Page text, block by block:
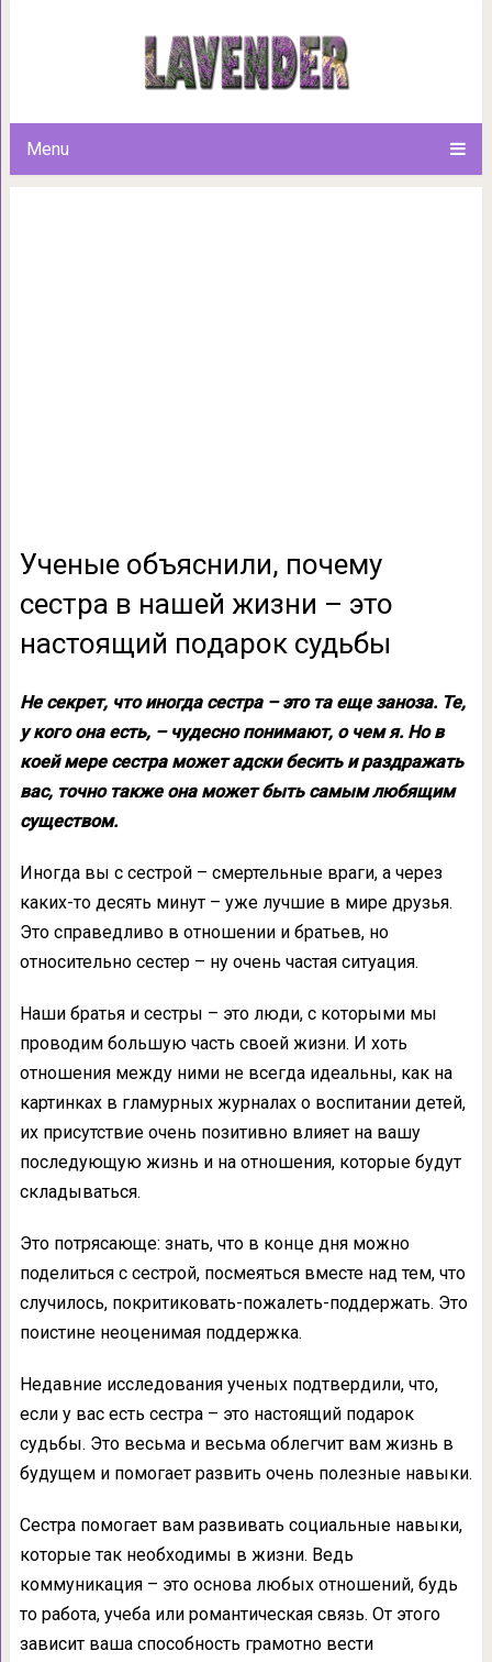
Menu
Ученые объяснили, почему
настоящий
Ученые объяснили, почему
сестра в нашей жизни – это
настоящий подарок судьбы
Не секрет, что иногда сестра – это та еще заноза. Те,
у кого она есть, – чудесно понимают, о чем я. Но в
коей мере сестра может адски бесить и раздражать
вас, точно также она может быть самым любящим
существом.
Иногда вы с сестрой – смертельные враги, а через
каких-то десять минут – уже лучшие в мире друзья.
Это справедливо в отношении и братьев, но
относительно сестер – ну очень частая ситуация.
Наши братья и сестры – это люди, с которыми мы
проводим большую часть своей жизни. И хоть
отношения между ними не всегда идеальны, как на
картинках в гламурных журналах о воспитании детей,
их присутствие очень позитивно влияет на вашу
последующую жизнь и на отношения, которые будут
складываться.
Это потрясающе: знать, что в конце дня можно
поделиться с сестрой, посмеяться вместе над тем, что
случилось, покритиковать-пожалеть-поддержать. Это
поистине неоценимая поддержка.
Недавние исследования ученых подтвердили, что,
если у вас есть сестра – это настоящий подарок
судьбы. Это весьма и весьма облегчит вам жизнь в
будущем и помогает развить очень полезные навыки.
Сестра помогает вам развивать социальные навыки,
которые так необходимы в жизни. Ведь
коммуникация – это основа любых отношений, будь
то работа, учеба или романтическая связь. От этого
зависит ваша способность грамотно вести